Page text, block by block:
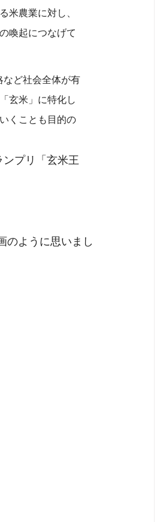
米農業に対し、
喚起につなげて
など社会全体が有
玄米」に特化し
くことも目的の
プリ「玄米王
のように思いまし